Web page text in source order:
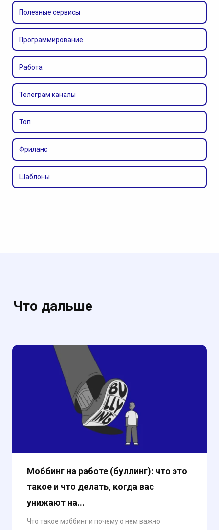
Полезные сервисы
Программирование
Работа
Телеграм каналы
Топ
Фриланс
Шаблоны
Что дальше
Моббинг на работе (буллинг): что это
такое и что делать, когда вас
унижают на...
Что такое моббинг и почему о нем важно